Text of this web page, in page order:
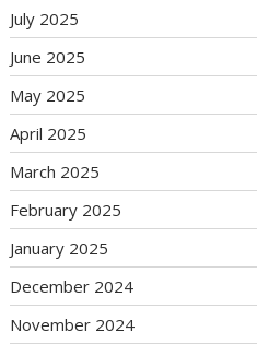
July 2025
June 2025
May 2025
April 2025
March 2025
February 2025
January 2025
December 2024
November 2024